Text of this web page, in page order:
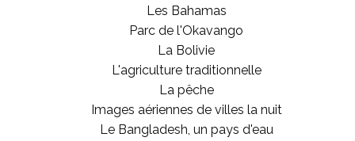
Les Bahamas
Parc de l'Okavango
La Bolivie
L'agriculture traditionnelle
La pêche
Images aériennes de villes la nuit
Le Bangladesh, un pays d'eau